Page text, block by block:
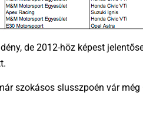
de 2012-höz képest
szokásos slusszpoén vár